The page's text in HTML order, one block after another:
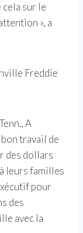
sur le
», a
Freddie
A
travail de
des dollars
leurs familles
pour
des
avec la